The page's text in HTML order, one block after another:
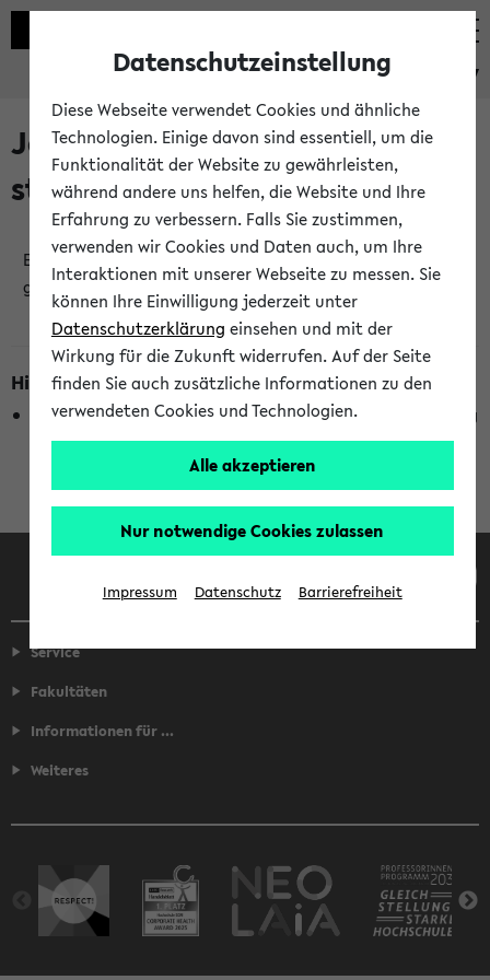
eKVV
Jetzt und in Kürze
stattfindende Veranstaltungen
Es wurden keine jetzt stattfindenden Veranstaltungen
gefunden!
Hinweise zur Liste
Die Anzeige ist semesterübergreifend und nicht abhängig
vom im eKVV gewählten Semester.
Facebook Instagram LinkedIn TikTok
Service
Fakultäten
Informationen für ...
Weiteres
Datenschutzeinstellung
Diese Webseite verwendet Cookies und ähnliche
Technologien. Einige davon sind essentiell, um die
Funktionalität der Website zu gewährleisten,
während andere uns helfen, die Website und Ihre
Erfahrung zu verbessern. Falls Sie zustimmen,
verwenden wir Cookies und Daten auch, um Ihre
Interaktionen mit unserer Webseite zu messen. Sie
können Ihre Einwilligung jederzeit unter
Datenschutzerklärung einsehen und mit der
Wirkung für die Zukunft widerrufen. Auf der Seite
finden Sie auch zusätzliche Informationen zu den
verwendeten Cookies und Technologien.
Alle akzeptieren
Nur notwendige Cookies zulassen
Impressum Datenschutz Barrierefreiheit